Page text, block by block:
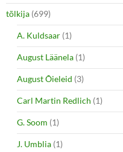
tõlkija (699)
A. Kuldsaar (1)
August Läänela (1)
August Õieleid (3)
Carl Martin Redlich (1)
G. Soom (1)
J. Umblia (1)